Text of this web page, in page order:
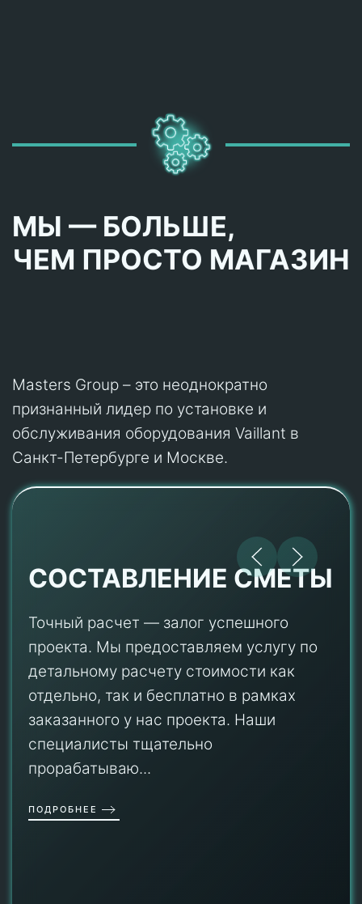
МЫ — БОЛЬШЕ,
ЧЕМ ПРОСТО МАГАЗИН
Masters Group – это неоднократно
признанный лидер по установке и
обслуживания оборудования Vaillant в
Санкт-Петербурге и Москве.
СОСТАВЛЕНИЕ СМЕТЫ
Точный расчет — залог успешного
проекта. Мы предоставляем услугу по
детальному расчету стоимости как
отдельно, так и бесплатно в рамках
заказанного у нас проекта. Наши
специалисты тщательно
прорабатываю...
ПОДРОБНЕЕ